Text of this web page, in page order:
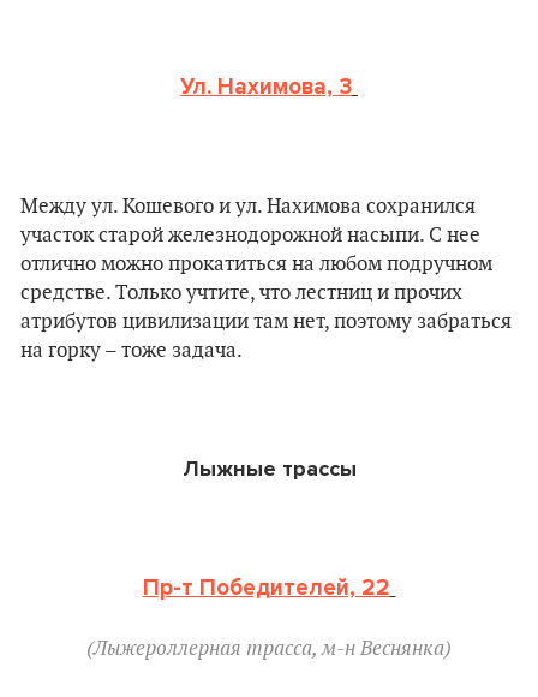
Ул. Нахимова, 3
Между ул. Кошевого и ул. Нахимова сохранился
участок старой железнодорожной насыпи. С нее
отлично можно прокатиться на любом подручном
средстве. Только учтите, что лестниц и прочих
атрибутов цивилизации там нет, поэтому забраться
на горку – тоже задача.
Лыжные трассы
Пр-т Победителей, 22
(Лыжероллерная трасса, м-н Веснянка)